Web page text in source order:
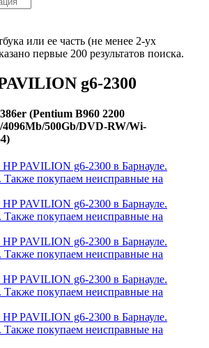
или ее часть (не менее 2-ух
первые 200 результатов поиска.
g6-2300
(Pentium B960 2200
4096Mb/500Gb/DVD-RW/Wi-